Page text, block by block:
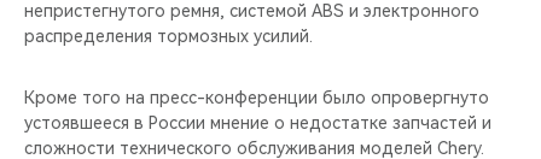
непристегнутого ремня, системой ABS и электронного
распределения тормозных усилий.
Кроме того на пресс-конференции было опровергнуто
устоявшееся в России мнение о недостатке запчастей и
сложности технического обслуживания моделей Chery.